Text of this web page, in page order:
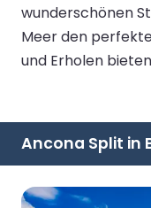
wunderschönen
Meer den
und Erholen
Ancona Split in